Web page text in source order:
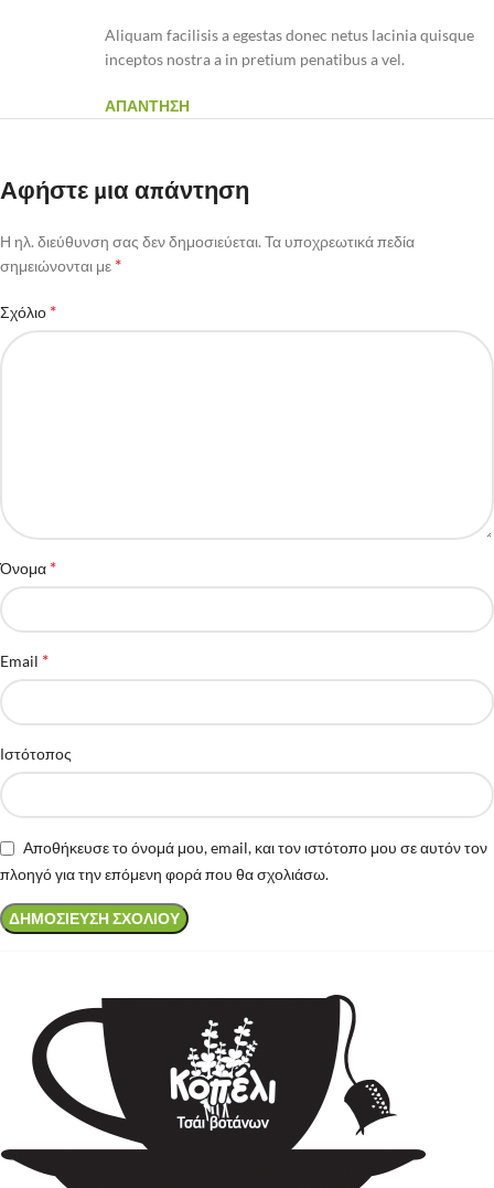
Aliquam facilisis a egestas donec netus lacinia quisque
inceptos nostra a in pretium penatibus a vel.
ΑΠΆΝΤΗΣΗ
Αφήστε μια απάντηση
Η ηλ. διεύθυνση σας δεν δημοσιεύεται. Τα υποχρεωτικά πεδία
σημειώνονται με *
Σχόλιο *
Όνομα *
Email *
Ιστότοπος
Αποθήκευσε το όνομά μου, email, και τον ιστότοπο μου σε αυτόν τον
πλοηγό για την επόμενη φορά που θα σχολιάσω.